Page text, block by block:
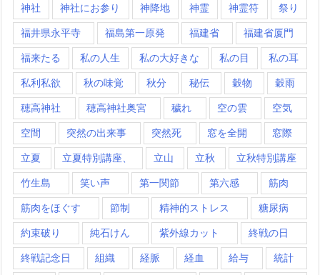
神社 神社にお参り 神降地 神霊 神霊符 祭り
福井県永平寺 福島第一原発 福建省 福建省厦門
福来たる 私の人生 私の大好きな 私の目 私の耳
私利私欲 秋の味覚 秋分 秘伝 穀物 穀雨
穂高神社 穂高神社奥宮 穢れ 空の雲 空気
空間 突然の出来事 突然死 窓を全開 窓際
立夏 立夏特別講座、 立山 立秋 立秋特別講座
竹生島 笑い声 第一関節 第六感 筋肉
筋肉をほぐす 節制 精神的ストレス 糖尿病
約束破り 純石けん 紫外線カット 終戦の日
終戦記念日 組織 経脈 経血 給与 統計